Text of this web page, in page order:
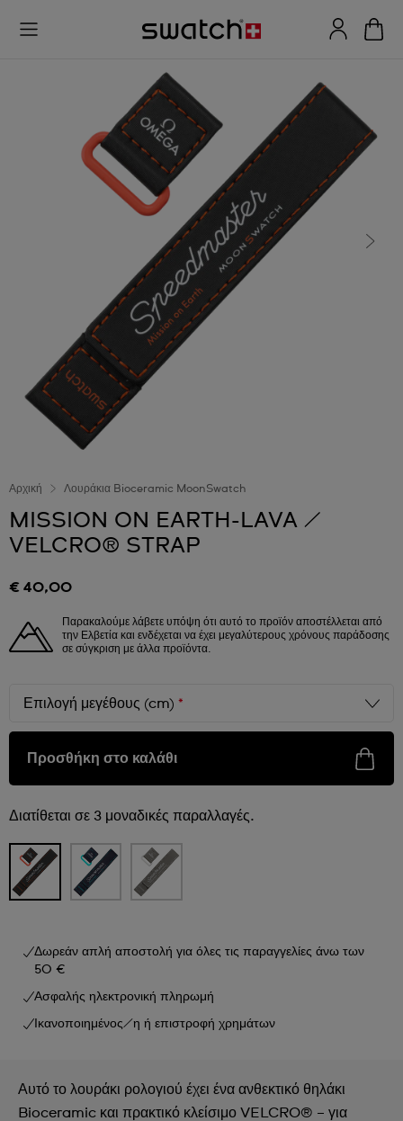
Αρχική Λουράκια Bioceramic MoonSwatch
MISSION ON EARTH-LAVA /
VELCRO® STRAP
€ 40,00
Παρακαλούμε λάβετε υπόψη ότι αυτό το προϊόν αποστέλλεται από
την Ελβετία και ενδέχεται να έχει μεγαλύτερους χρόνους παράδοσης
σε σύγκριση με άλλα προϊόντα.
Επιλογή μεγέθους (cm) *
Προσθήκη στο καλάθι
Διατίθεται σε 3 μοναδικές παραλλαγές.
Δωρεάν απλή αποστολή για όλες τις παραγγελίες άνω των
50 €
Ασφαλής ηλεκτρονική πληρωμή
Ικανοποιημένος/η ή επιστροφή χρημάτων
Αυτό το λουράκι ρολογιού έχει ένα ανθεκτικό θηλάκι
Bioceramic και πρακτικό κλείσιμο VELCRO® – για